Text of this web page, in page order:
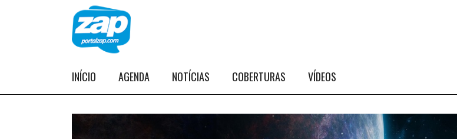
INÍCIO AGENDA NOTÍCIAS COBERTURAS VÍDEOS